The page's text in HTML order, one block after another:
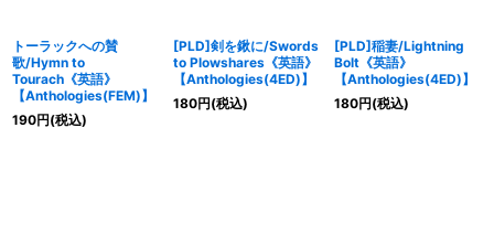
トーラックへの賛
歌/Hymn to
Tourach《英語》
【Anthologies(FEM)】
190円(税込)
[PLD]剣を鍬に/Swords
to Plowshares《英語》
【Anthologies(4ED)】
180円(税込)
[PLD]稲妻/Lightning
Bolt《英語》
【Anthologies(4ED)】
180円(税込)